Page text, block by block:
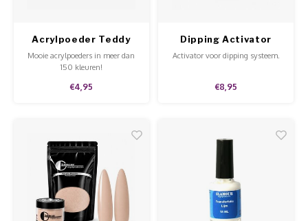
Acrylpoeder Teddy
Bear
Mooie acrylpoeders in meer dan
150 kleuren!
€4,95
Dipping Activator
Activator voor dipping systeem.
€8,95